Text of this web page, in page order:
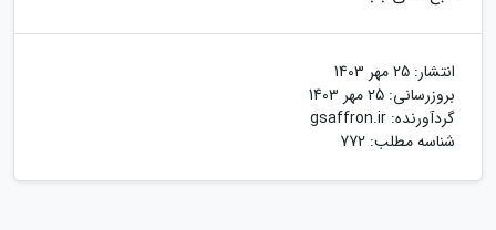
انتشار: 25 مهر 1403
بروزرسانی: 25 مهر 1403
گردآورنده: gsaffron.ir
شناسه مطلب: 772